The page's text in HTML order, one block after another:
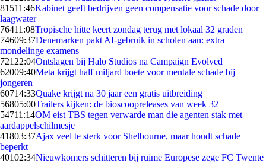
81511:46Kabinet geeft bedrijven geen compensatie voor schade door
laagwater
76411:08Tropische hitte keert zondag terug met lokaal 32 graden
74609:37Denemarken pakt AI-gebruik in scholen aan: extra
mondelinge examens
721 22:04Ontslagen bij Halo Studios na Campaign Evolved
62009:40Meta krijgt half miljard boete voor mentale schade bij
jongeren
60714:33Quake krijgt na 30 jaar een gratis uitbreiding
56805:00Trailers kijken: de bioscoopreleases van week 32
54711:14OM eist TBS tegen verwarde man die agenten stak met
aardappelschilmesje
41803:37Ajax veel te sterk voor Shelbourne, maar houdt schade
beperkt
40102:34Nieuwkomers schitteren bij ruime Europese zege FC Twente